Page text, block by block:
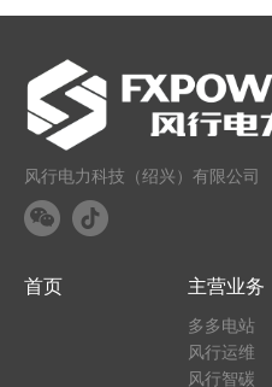
风行电力科技（绍兴）有限公司
首页 主营业务
多多电站
风行运维
风行智碳